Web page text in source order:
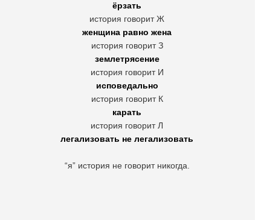
ёрзать
история говорит Ж
женщина равно жена
история говорит З
землетрясение
история говорит И
исповедально
история говорит К
карать
история говорит Л
легализовать не легализовать
“я” история не говорит никогда.